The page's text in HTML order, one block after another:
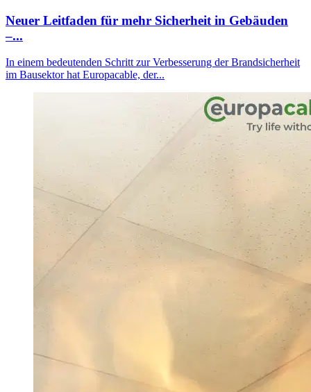
Neuer Leitfaden für mehr Sicherheit in Gebäuden
–...
In einem bedeutenden Schritt zur Verbesserung der Brandsicherheit
im Bausektor hat Europacable, der...